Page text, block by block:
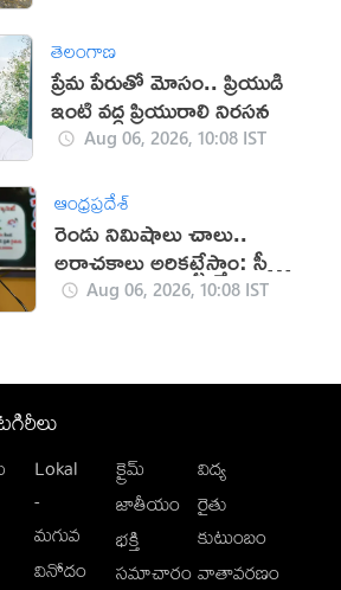
తెలంగాణ
ప్రేమ పేరుతో మోసం.. ప్రియుడి
ఇంటి వద్ద ప్రియురాలి నిరసన
Aug 06, 2026, 10:08 IST
ఆంధ్రప్రదేశ్
రెండు నిమిషాలు చాలు..
అరాచకాలు అరికట్టేస్తాం: సీఎం
చంద్రబాబు
Aug 06, 2026, 10:08 IST
Lokal
-
మగువ
వినోదం
క్రైమ్
జాతీయం
భక్తి
సమాచారం
విద్య
రైతు
కుటుంబం
వాతావరణం